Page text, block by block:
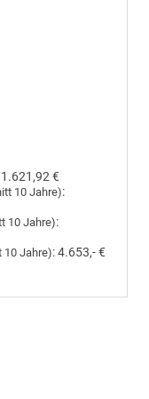
1.621,92 €
10 Jahre):
10 Jahre):
10 Jahre):4.653,- €